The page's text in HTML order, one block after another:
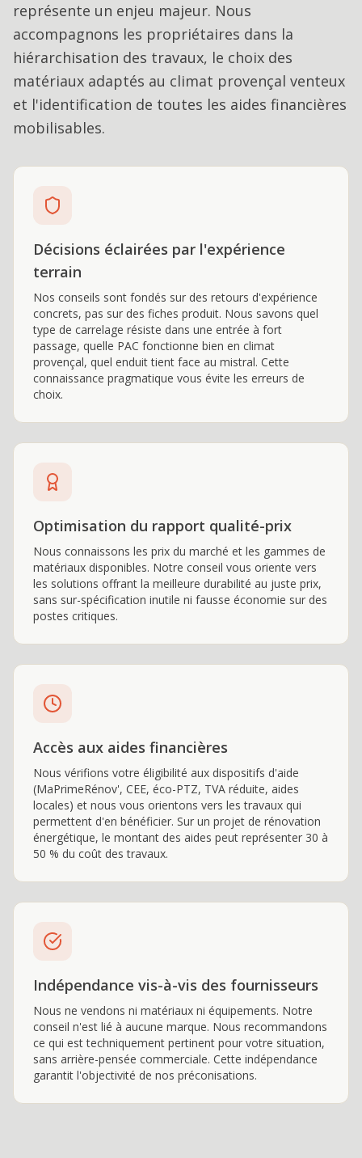
représente un enjeu majeur. Nous
accompagnons les propriétaires dans la
hiérarchisation des travaux, le choix des
matériaux adaptés au climat provençal venteux
et l'identification de toutes les aides financières
mobilisables.
Décisions éclairées par l'expérience
terrain
Nos conseils sont fondés sur des retours d'expérience
concrets, pas sur des fiches produit. Nous savons quel
type de carrelage résiste dans une entrée à fort
passage, quelle PAC fonctionne bien en climat
provençal, quel enduit tient face au mistral. Cette
connaissance pragmatique vous évite les erreurs de
choix.
Optimisation du rapport qualité-prix
Nous connaissons les prix du marché et les gammes de
matériaux disponibles. Notre conseil vous oriente vers
les solutions offrant la meilleure durabilité au juste prix,
sans sur-spécification inutile ni fausse économie sur des
postes critiques.
Accès aux aides financières
Nous vérifions votre éligibilité aux dispositifs d'aide
(MaPrimeRénov', CEE, éco-PTZ, TVA réduite, aides
locales) et nous vous orientons vers les travaux qui
permettent d'en bénéficier. Sur un projet de rénovation
énergétique, le montant des aides peut représenter 30 à
50 % du coût des travaux.
Indépendance vis-à-vis des fournisseurs
Nous ne vendons ni matériaux ni équipements. Notre
conseil n'est lié à aucune marque. Nous recommandons
ce qui est techniquement pertinent pour votre situation,
sans arrière-pensée commerciale. Cette indépendance
garantit l'objectivité de nos préconisations.